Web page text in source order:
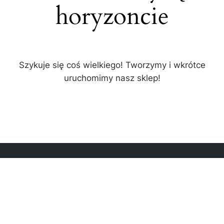
horyzoncie
Szykuje się coś wielkiego! Tworzymy i wkrótce
uruchomimy nasz sklep!